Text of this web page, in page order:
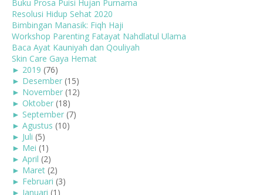
Buku Prosa Puisi Hujan Purnama
Resolusi Hidup Sehat 2020
Bimbingan Manasik: Fiqh Haji
Workshop Parenting Fatayat Nahdlatul Ulama
Baca Ayat Kauniyah dan Qouliyah
Skin Care Gaya Hemat
► 2019 (76)
► Desember (15)
► November (12)
► Oktober (18)
► September (7)
► Agustus (10)
► Juli (5)
► Mei (1)
► April (2)
► Maret (2)
► Februari (3)
► Januari (1)